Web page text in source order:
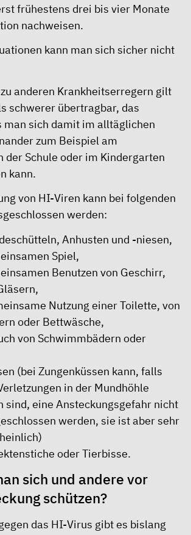
frühestens drei bis vier Monate
nachweisen.
kann man sich sicher nicht
anderen Krankheitserregern gilt
schwerer übertragbar, das
man sich damit im alltäglichen
zum Beispiel am
der Schule oder im Kindergarten
kann.
von HI-Viren kann bei folgenden
werden:
Anhusten und -niesen,
Spiel,
Benutzen von Geschirr,
Nutzung einer Toilette, von
oder Bettwäsche,
von Schwimmbädern oder
(bei Zungenküssen kann, falls
in der Mundhöhle
sind, eine Ansteckungsgefahr nicht
werden, sie ist aber sehr
oder Tierbisse.
sich und andere vor
schützen?
das HI-Virus gibt es bislang